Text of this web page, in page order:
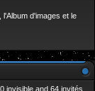
d'images et le
invisible and 64 invités